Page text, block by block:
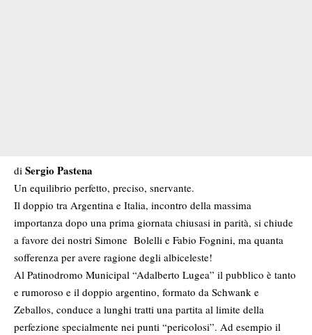
di Sergio Pastena
Un equilibrio perfetto, preciso, snervante.
Il doppio tra Argentina e Italia, incontro della massima
importanza dopo una prima giornata chiusasi in parità, si chiude
a favore dei nostri Simone Bolelli e Fabio Fognini, ma quanta
sofferenza per avere ragione degli albiceleste!
Al Patinodromo Municipal “Adalberto Lugea” il pubblico è tanto
e rumoroso e il doppio argentino, formato da Schwank e
Zeballos, conduce a lunghi tratti una partita al limite della
perfezione specialmente nei punti “pericolosi”. Ad esempio il